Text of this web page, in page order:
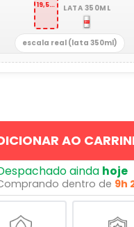
19,5 x 39 cm LATA 350ML
escala real (lata 350ml)
AO
ainda hoje
dentro de 9h